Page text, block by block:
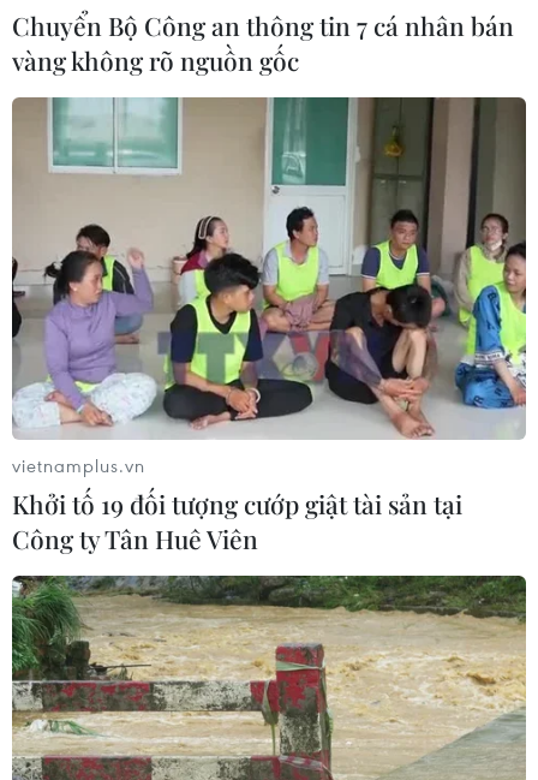
Chuyển Bộ Công an thông tin 7 cá nhân bán
vàng không rõ nguồn gốc
vietnamplus.vn
Khởi tố 19 đối tượng cướp giật tài sản tại
Công ty Tân Huê Viên